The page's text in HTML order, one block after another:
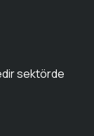
sektörde